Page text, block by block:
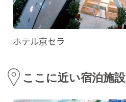
ホテル京セラ
ここに近い宿泊施設